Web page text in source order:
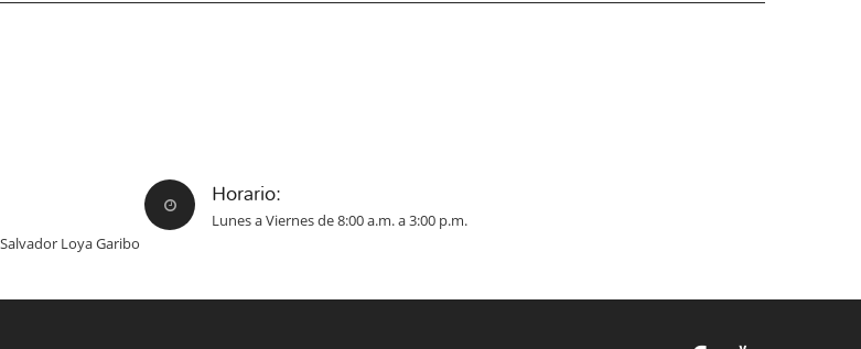
Loya Garibo
Horario:
Lunes a Viernes de 8:00 a.m. a 3:00 p.m.